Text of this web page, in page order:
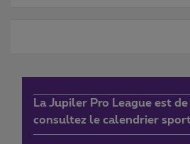
La Jupiler Pro League est
consultez le calendrier